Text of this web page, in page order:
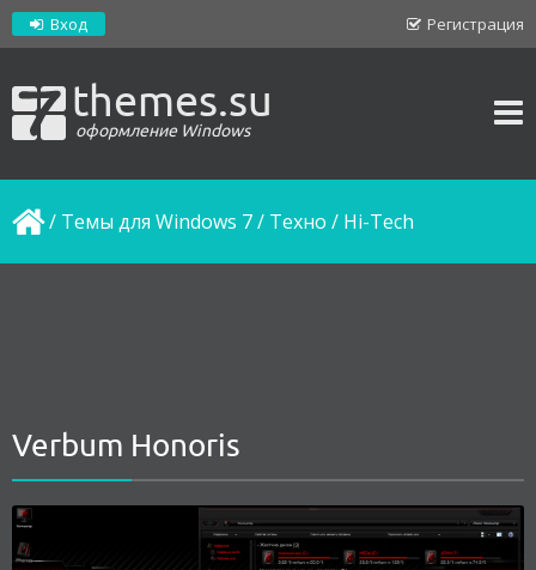
Регистрация
Вход
themes.su
оформление Windows
/ Темы для Windows 7/ Техно / Hi-Tech
Verbum Honoris